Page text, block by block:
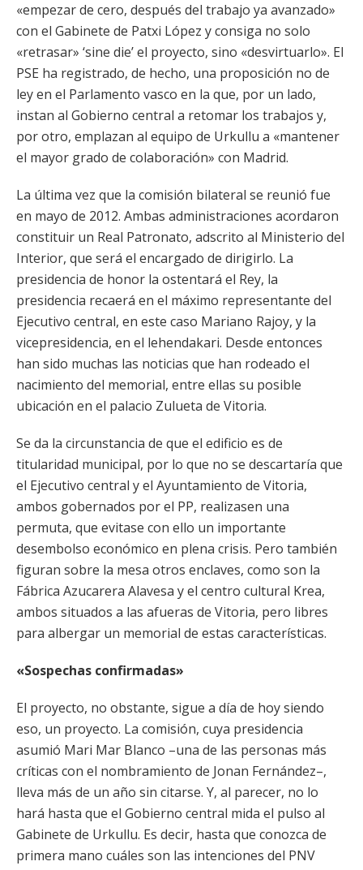
«empezar de cero, después del trabajo ya avanzado»
con el Gabinete de Patxi López y consiga no solo
«retrasar» ‘sine die’ el proyecto, sino «desvirtuarlo». El
PSE ha registrado, de hecho, una proposición no de
ley en el Parlamento vasco en la que, por un lado,
instan al Gobierno central a retomar los trabajos y,
por otro, emplazan al equipo de Urkullu a «mantener
el mayor grado de colaboración» con Madrid.
La última vez que la comisión bilateral se reunió fue
en mayo de 2012. Ambas administraciones acordaron
constituir un Real Patronato, adscrito al Ministerio del
Interior, que será el encargado de dirigirlo. La
presidencia de honor la ostentará el Rey, la
presidencia recaerá en el máximo representante del
Ejecutivo central, en este caso Mariano Rajoy, y la
vicepresidencia, en el lehendakari. Desde entonces
han sido muchas las noticias que han rodeado el
nacimiento del memorial, entre ellas su posible
ubicación en el palacio Zulueta de Vitoria.
Se da la circunstancia de que el edificio es de
titularidad municipal, por lo que no se descartaría que
el Ejecutivo central y el Ayuntamiento de Vitoria,
ambos gobernados por el PP, realizasen una
permuta, que evitase con ello un importante
desembolso económico en plena crisis. Pero también
figuran sobre la mesa otros enclaves, como son la
Fábrica Azucarera Alavesa y el centro cultural Krea,
ambos situados a las afueras de Vitoria, pero libres
para albergar un memorial de estas características.
«Sospechas confirmadas»
El proyecto, no obstante, sigue a día de hoy siendo
eso, un proyecto. La comisión, cuya presidencia
asumió Mari Mar Blanco –una de las personas más
críticas con el nombramiento de Jonan Fernández–,
lleva más de un año sin citarse. Y, al parecer, no lo
hará hasta que el Gobierno central mida el pulso al
Gabinete de Urkullu. Es decir, hasta que conozca de
primera mano cuáles son las intenciones del PNV